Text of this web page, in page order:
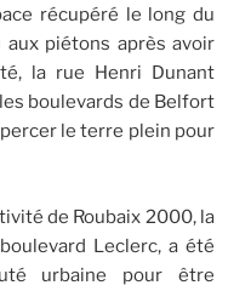
récupéré le long du
piétons après avoir
la rue Henri Dunant
boulevards de Belfort
le terre plein pour
de Roubaix 2000, la
Leclerc, a été
urbaine pour être